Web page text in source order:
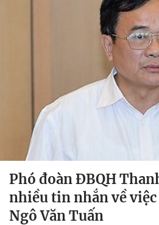
Phó đoàn ĐBQH
nhiều tin nhắn về
Ngô Văn Tuấn